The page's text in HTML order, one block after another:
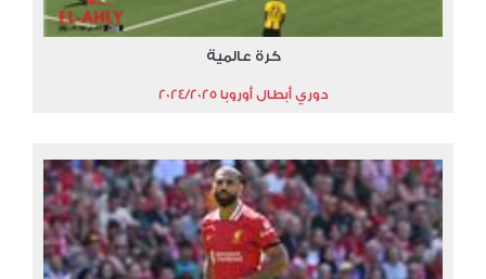
كرة عالمية
دوري أبطال أوروبا 2024/2025